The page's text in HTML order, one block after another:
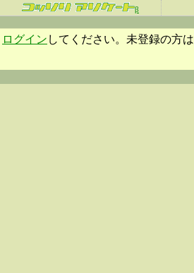
β
ログイン してください。未登録の方は